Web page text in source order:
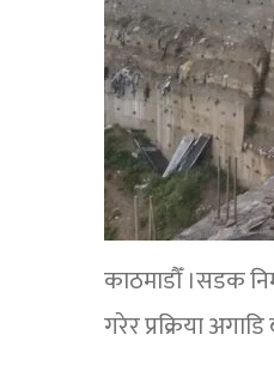
काठमाडौँ ।सडक
गरेर प्रक्रिया